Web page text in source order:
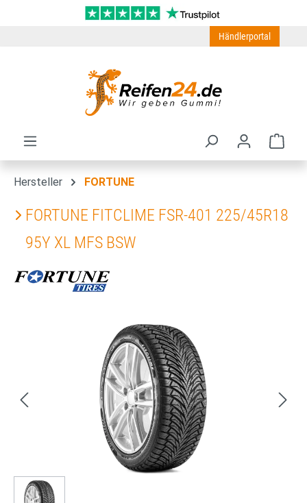
Zum Hauptinhalt springen
Händlerportal
Hersteller FORTUNE
FORTUNE FITCLIME FSR-401 225/45R18
95Y XL MFS BSW
Bildergalerie überspringen